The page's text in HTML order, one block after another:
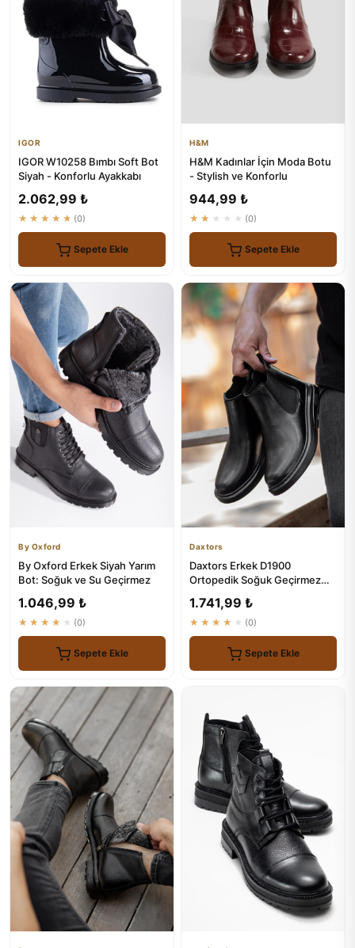
IGOR
IGOR W10258 Bımbı Soft Bot
Siyah - Konforlu Ayakkabı
2.062,99 ₺
★★★★★ (0)
Sepete Ekle
H&M
H&M Kadınlar İçin Moda Botu
- Stylish ve Konforlu
944,99 ₺
★★★★★ (0)
Sepete Ekle
By Oxford
By Oxford Erkek Siyah Yarım
Bot: Soğuk ve Su Geçirmez
1.046,99 ₺
★★★★★ (0)
Sepete Ekle
Daxtors
Daxtors Erkek D1900
Ortopedik Soğuk Geçirmez
1.741,99 ₺
★★★★★ (0)
Sepete Ekle